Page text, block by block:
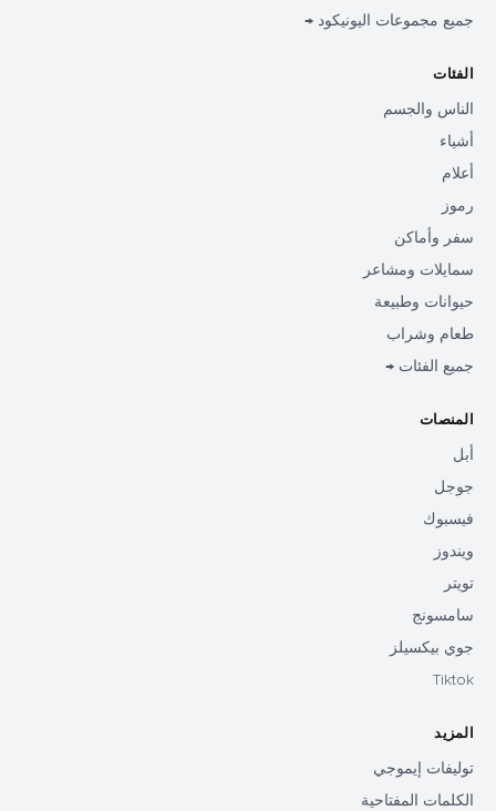
جميع مجموعات اليونيكود →
الفئات
الناس والجسم
أشياء
أعلام
رموز
سفر وأماكن
سمايلات ومشاعر
حيوانات وطبيعة
طعام وشراب
جميع الفئات →
المنصات
أبل
جوجل
فيسبوك
ويندوز
تويتر
سامسونج
جوي بيكسيلز
Tiktok
المزيد
توليفات إيموجي
الكلمات المفتاحية